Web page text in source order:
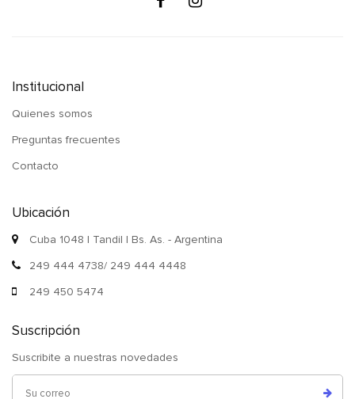
Institucional
Quienes somos
Preguntas frecuentes
Contacto
Ubicación
Cuba 1048 | Tandil | Bs. As. - Argentina
249 444 4738/ 249 444 4448
249 450 5474
Suscripción
Suscribite a nuestras novedades